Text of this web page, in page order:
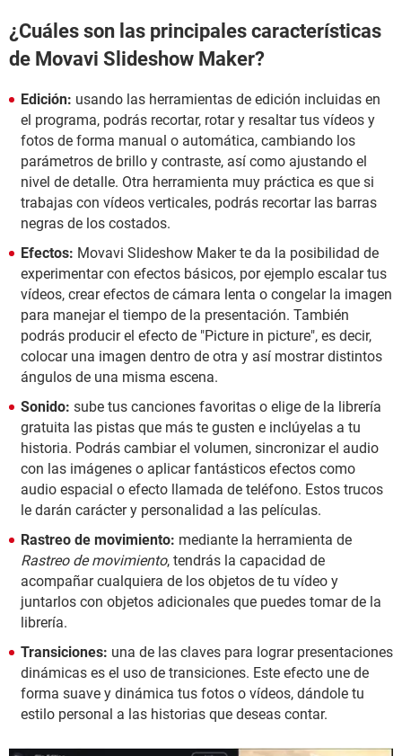
¿Cuáles son las principales características
de Movavi Slideshow Maker?
Edición: usando las herramientas de edición incluidas en
el programa, podrás recortar, rotar y resaltar tus vídeos y
fotos de forma manual o automática, cambiando los
parámetros de brillo y contraste, así como ajustando el
nivel de detalle. Otra herramienta muy práctica es que si
trabajas con vídeos verticales, podrás recortar las barras
negras de los costados.
Efectos: Movavi Slideshow Maker te da la posibilidad de
experimentar con efectos básicos, por ejemplo escalar tus
vídeos, crear efectos de cámara lenta o congelar la imagen
para manejar el tiempo de la presentación. También
podrás producir el efecto de "Picture in picture", es decir,
colocar una imagen dentro de otra y así mostrar distintos
ángulos de una misma escena.
Sonido: sube tus canciones favoritas o elige de la librería
gratuita las pistas que más te gusten e inclúyelas a tu
historia. Podrás cambiar el volumen, sincronizar el audio
con las imágenes o aplicar fantásticos efectos como
audio espacial o efecto llamada de teléfono. Estos trucos
le darán carácter y personalidad a las películas.
Rastreo de movimiento: mediante la herramienta de
Rastreo de movimiento, tendrás la capacidad de
acompañar cualquiera de los objetos de tu vídeo y
juntarlos con objetos adicionales que puedes tomar de la
librería.
Transiciones: una de las claves para lograr presentaciones
dinámicas es el uso de transiciones. Este efecto une de
forma suave y dinámica tus fotos o vídeos, dándole tu
estilo personal a las historias que deseas contar.